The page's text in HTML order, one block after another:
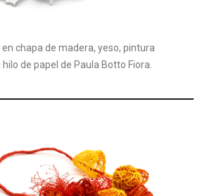
en chapa de madera, yeso, pintura
de papel de Paula Botto Fiora.